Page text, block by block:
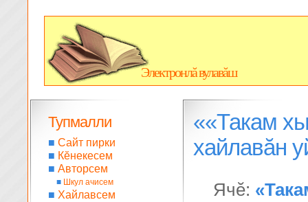
Электронлă вулавăш
««Такам
хайлавăн
Ячĕ:
Тупмалли
■ Сайт пирки
■ Кĕнекесем
■ Авторсем
■ Шкул ачисем
■ Хайлавсем